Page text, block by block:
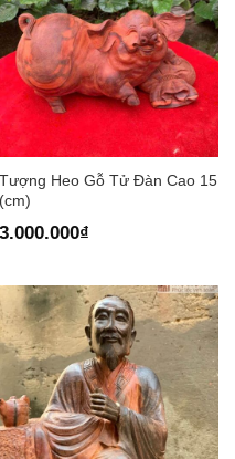
Tượng Heo Gỗ Tử Đàn Cao 15
(cm)
3.000.000₫